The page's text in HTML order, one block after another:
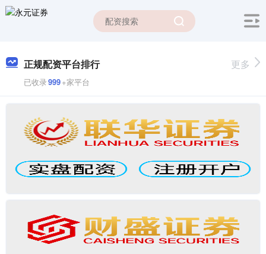
正规配资平台排行
已收录999+家平台
更多